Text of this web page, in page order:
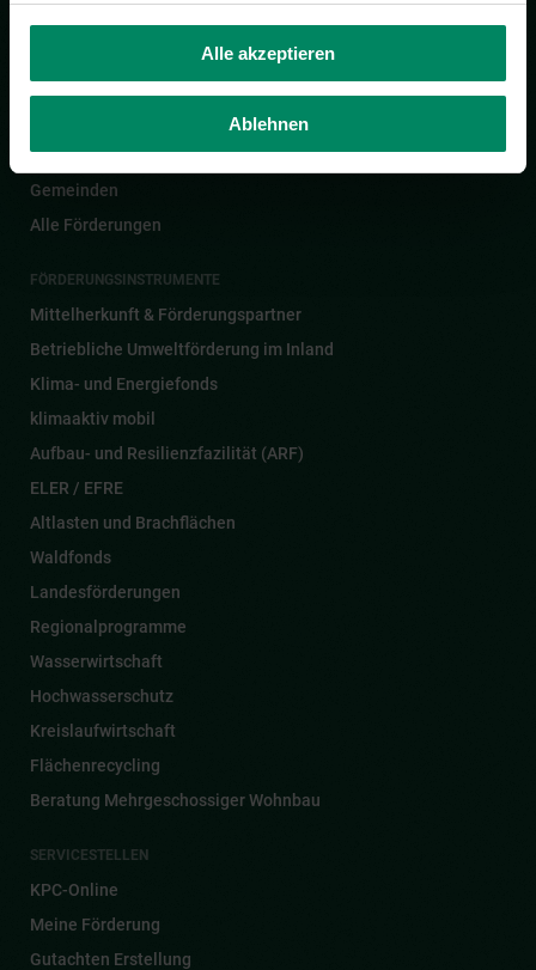
Alle akzeptieren
Ablehnen
FÖRDERUNGEN FÜR
Betriebe
Gemeinden
Alle Förderungen
FÖRDERUNGSINSTRUMENTE
Mittelherkunft & Förderungspartner
Betriebliche Umweltförderung im Inland
Klima- und Energiefonds
klimaaktiv mobil
Aufbau- und Resilienzfazilität (ARF)
ELER / EFRE
Altlasten und Brachflächen
Waldfonds
Landesförderungen
Regionalprogramme
Wasserwirtschaft
Hochwasserschutz
Kreislaufwirtschaft
Flächenrecycling
Beratung Mehrgeschossiger Wohnbau
SERVICESTELLEN
KPC-Online
Meine Förderung
Gutachten Erstellung